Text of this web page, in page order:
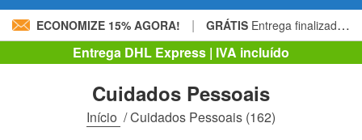
ECONOMIZE 15% AGORA! | GRÁTIS Entrega finalizada 60,00 € »
Entrega DHL Express | IVA incluído
Cuidados Pessoais
Início /Cuidados Pessoais (162)